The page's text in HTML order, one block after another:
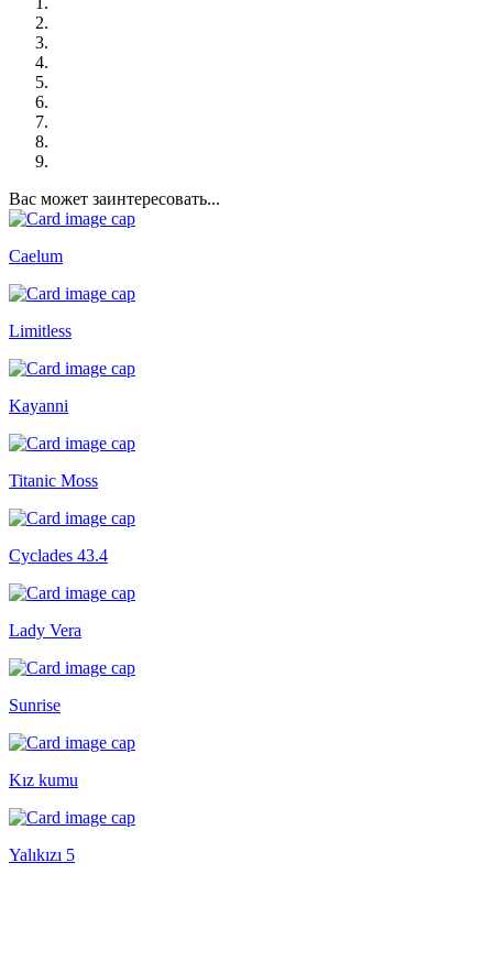
Вас может заинтересовать...
Caelum
Limitless
Kayanni
Titanic Moss
Cyclades 43.4
Lady Vera
Sunrise
Kız kumu
Yalıkızı 5